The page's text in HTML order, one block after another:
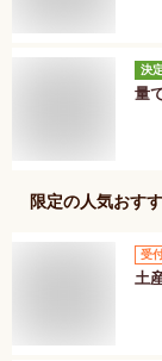
決
量
限定の人気おす
受
土